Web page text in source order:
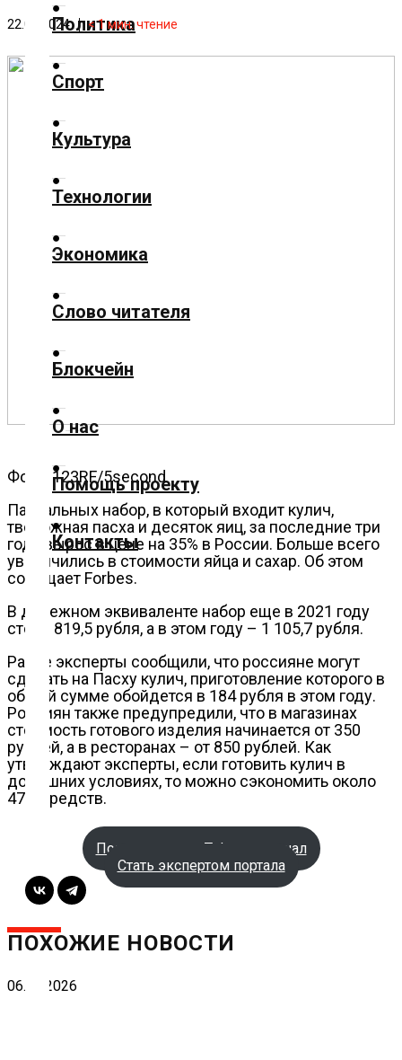
материал
Общество
Технологии
Экономика
Слово
Блокчейн
О
Помощь
Контакты
Политика
Спорт
Культура
Технологии
Экономика
Слово читателя
Блокчейн
О нас
Помощь проекту
Контакты
22.04.2024 < 1мин. чтение
Фото: 123RF/5second
Пасхальных набор, в который входит кулич,
творожная пасха и десяток яиц, за последние три
года вырос в цене на 35% в России. Больше всего
увеличились в стоимости яйца и сахар. Об этом
сообщает Forbes.
В денежном эквиваленте набор еще в 2021 году
стоил 819,5 рубля, а в этом году – 1 105,7 рубля.
Ранее эксперты сообщили, что россияне могут
сделать на Пасху кулич, приготовление которого в
общей сумме обойдется в 184 рубля в этом году.
Россиян также предупредили, что в магазинах
стоимость готового изделия начинается от 350
рублей, а в ресторанах – от 850 рублей. Как
утверждают эксперты, если готовить кулич в
домашних условиях, то можно сэкономить около
47% средств.
Подписаться на Telegram-канал
Стать экспертом портала
ПОХОЖИЕ НОВОСТИ
06.08.2026